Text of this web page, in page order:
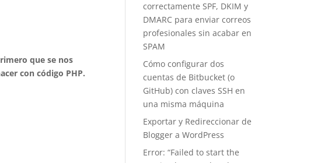
que se nos
con código PHP.
correctamente SPF, DKIM y
DMARC para enviar correos
profesionales sin acabar en
SPAM
Cómo configurar dos
cuentas de Bitbucket (o
GitHub) con claves SSH en
una misma máquina
Exportar y Redireccionar de
Blogger a WordPress
Error: “Failed to start the